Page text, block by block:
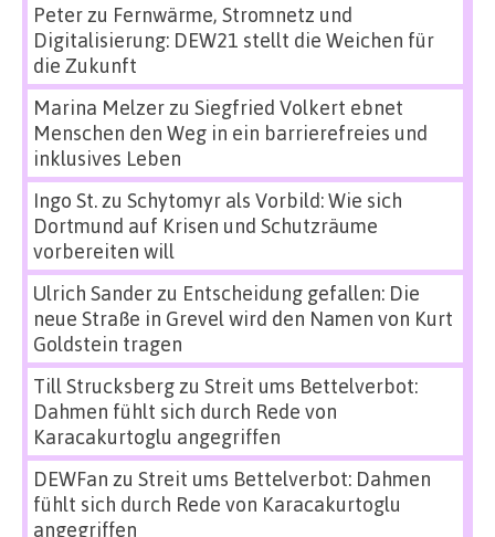
Peterzu Fernwärme, Stromnetz und
Digitalisierung: DEW21 stellt die Weichen für
die Zukunft
Marina Melzerzu Siegfried Volkert ebnet
Menschen den Weg in ein barrierefreies und
inklusives Leben
Ingo St.zu Schytomyr als Vorbild: Wie sich
Dortmund auf Krisen und Schutzräume
vorbereiten will
Ulrich Sanderzu Entscheidung gefallen: Die
neue Straße in Grevel wird den Namen von Kurt
Goldstein tragen
Till Strucksbergzu Streit ums Bettelverbot:
Dahmen fühlt sich durch Rede von
Karacakurtoglu angegriffen
DEWFan zu Streit ums Bettelverbot: Dahmen
fühlt sich durch Rede von Karacakurtoglu
angegriffen